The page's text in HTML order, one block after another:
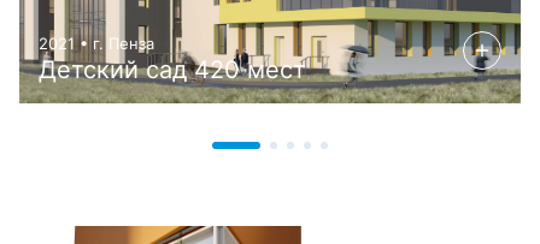
2021 • г. Пенза
Детский сад 420 мест